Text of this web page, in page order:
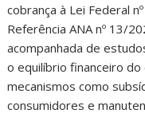
cobrança à Lei Federal
Referência ANA nº 13/
acompanhada de
o equilíbrio financeiro
mecanismos como
consumidores e